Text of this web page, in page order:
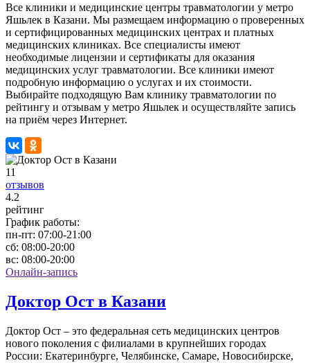
Все клиники и медицинские центры травматологии у метро
Яшьлек в Казани. Мы размещаем информацию о проверенных
и сертифицированных медицинских центрах и платных
медицинских клиниках. Все специалисты имеют
необходимые лицензии и сертификаты для оказания
медицинских услуг травматологии. Все клиники имеют
подробную информацию о услугах и их стоимости.
Выбирайте подходящую Вам клинику травматологии по
рейтингу и отзывам у метро Яшьлек и осуществляйте запись
на приём через Интернет.
11
отзывов
4.2
рейтинг
График работы:
пн-пт: 07:00-21:00
сб: 08:00-20:00
вс: 08:00-20:00
Онлайн-запись
Доктор Ост в Казани
Доктор Ост – это федеральная сеть медицинских центров
нового поколения с филиалами в крупнейших городах
России: Екатеринбурге, Челябинске, Самаре, Новосибирске,